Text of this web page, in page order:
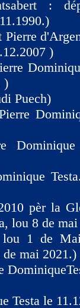
:
Pierre
)
)
Puech)
pèr la
lou 8 de
lou 1 de
mai 2021.)
Testa le